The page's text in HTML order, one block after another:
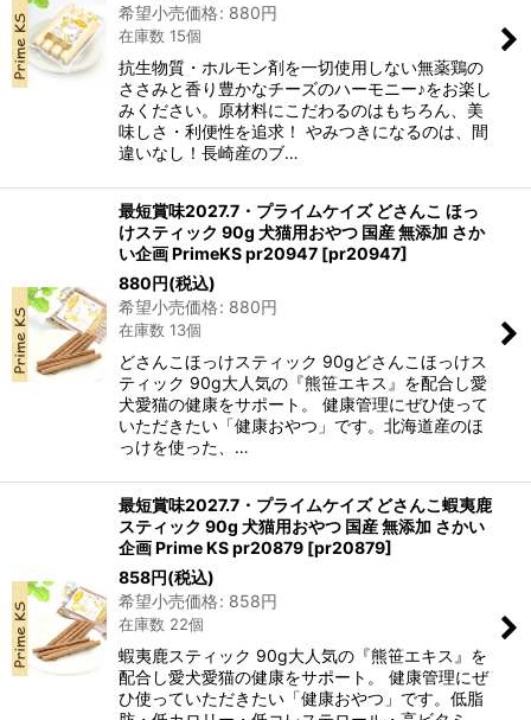
希望小売価格: 880円
在庫数 15個
抗生物質・ホルモン剤を一切使用しない無薬鶏の
ささみと香り豊かなチーズのハーモニー♪をお楽し
みください。原材料にこだわるのはもちろん、美
味しさ・利便性を追求！ やみつきになるのは、間
違いなし！長崎産のブ…
最短賞味2027.7・プライムケイズ どさんこ ほっ
けスティック 90g 犬猫用おやつ 国産 無添加 さか
い企画 PrimeKS pr20947 [pr20947]
880円(税込)
希望小売価格: 880円
在庫数 13個
どさんこほっけスティック 90gどさんこほっけス
ティック 90g大人気の『熊笹エキス』を配合し愛
犬愛猫の健康をサポート。 健康管理にぜひ使って
いただきたい「健康おやつ」です。北海道産のほ
っけを使った、…
最短賞味2027.7・プライムケイズ どさんこ蝦夷鹿
スティック 90g 犬猫用おやつ 国産 無添加 さかい
企画 Prime KS pr20879 [pr20879]
858円(税込)
希望小売価格: 858円
在庫数 22個
蝦夷鹿スティック 90g大人気の『熊笹エキス』を
配合し愛犬愛猫の健康をサポート。 健康管理にぜ
ひ使っていただきたい「健康おやつ」です。低脂